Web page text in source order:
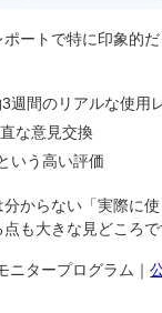
ートで特に印象的
週間のリアルな使用
な意見交換
いう高い評価
分からない「実際に
も大きな見どころで
ニタープログラム｜